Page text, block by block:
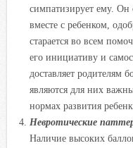
симпатизирует ему. Он
вместе с ребенком,
старается во всем
его инициативу и
доставляет родителям
являются для них
нормах развития
Невротические
Наличие высоких